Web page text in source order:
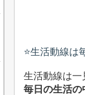
⭐️生活動線は
生活動線は一
毎日の生活の